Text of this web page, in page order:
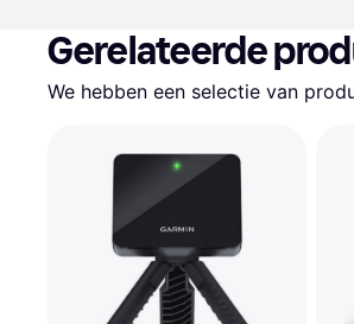
Gerelateerde
We hebben een selectie van